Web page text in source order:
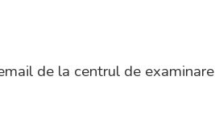
de la centrul de examinare